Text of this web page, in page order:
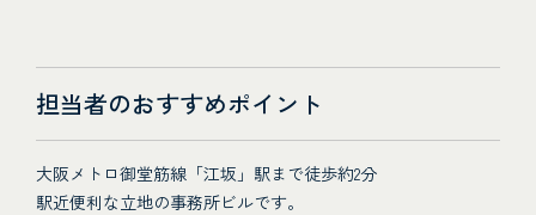
担当者のおすすめポイント
大阪メトロ御堂筋線「江坂」駅まで徒歩約2分
駅近便利な立地の事務所ビルです。